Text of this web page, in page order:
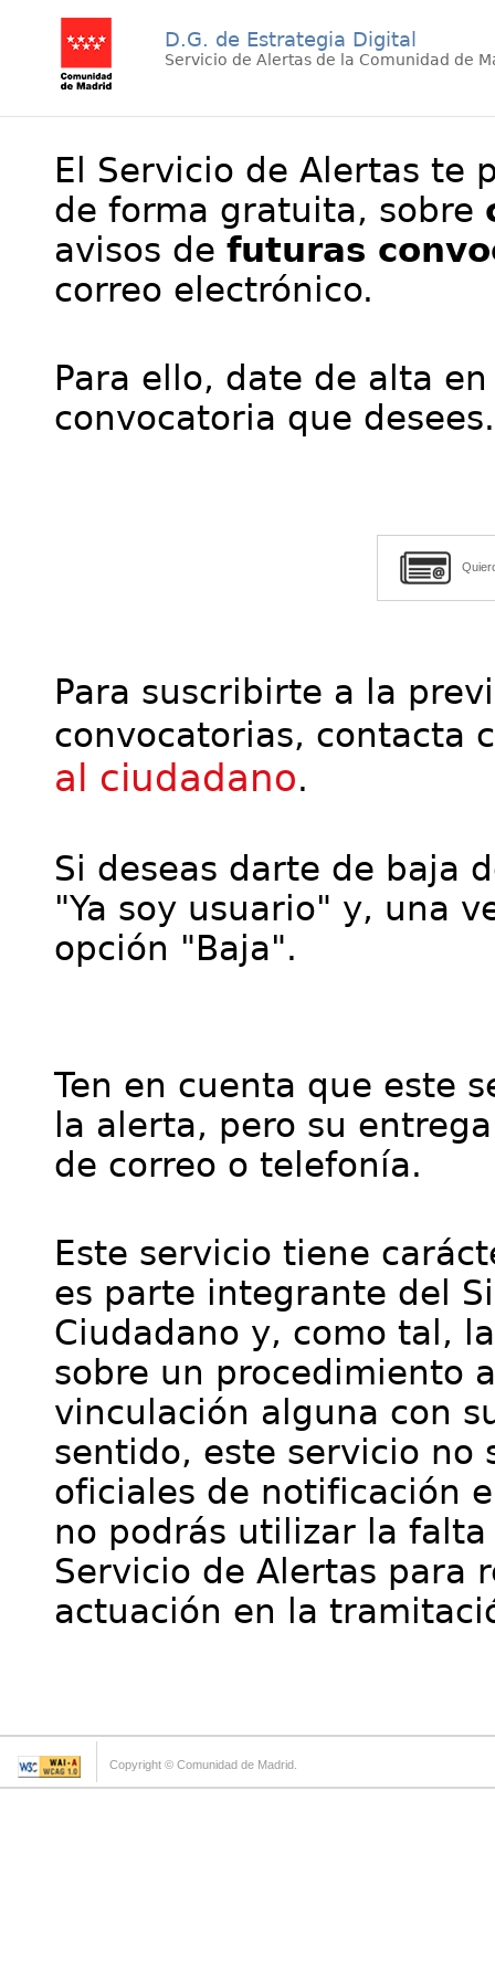
D.G. de Estrategia Digital
Servicio de Alertas de la Comunidad de
El Servicio de Alertas te
de forma gratuita, sobre
avisos de futuras
correo electrónico.
Para ello, date de alta
convocatoria que desees.
Para suscribirte a la
convocatorias, contacta
al ciudadano.
Si deseas darte de baja
"Ya soy usuario" y, una
opción "Baja".
Ten en cuenta que este
la alerta, pero su
de correo o telefonía.
Este servicio tiene
es parte integrante del
Ciudadano y, como tal,
sobre un procedimiento
vinculación alguna con
sentido, este servicio no
oficiales de notificación
no podrás utilizar la
Servicio de Alertas para
actuación en la
Copyright © Comunidad de Madrid.